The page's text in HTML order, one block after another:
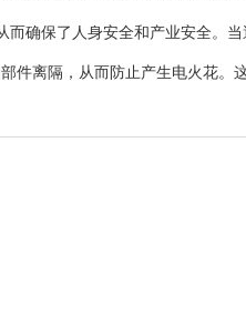
确保了人身安全和产业安全。
离隔，从而防止产生电火花。